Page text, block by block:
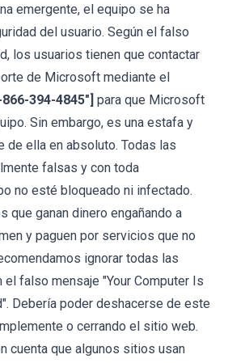
emergente, el equipo se ha
del usuario. Según el falso
los usuarios tienen que contactar
de Microsoft mediante el
394-4845"] para que Microsoft
Sin embargo, es una estafa y
de ella en absoluto. Todas las
falsas y con toda
no esté bloqueado ni infectado.
que ganan dinero engañando a
y paguen por servicios que no
ignorar todas las
falso mensaje "Your Computer Is
Debería poder deshacerse de este
o cerrando el sitio web.
cuenta que algunos sitios usan